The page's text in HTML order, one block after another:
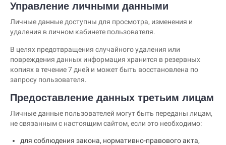
Управление личными данными
Личные данные доступны для просмотра, изменения и
удаления в личном кабинете пользователя.
В целях предотвращения случайного удаления или
повреждения данных информация хранится в резервных
копиях в течение 7 дней и может быть восстановлена по
запросу пользователя.
Предоставление данных третьим лицам
Личные данные пользователей могут быть переданы лицам,
не связанным с настоящим сайтом, если это необходимо:
для соблюдения закона, нормативно-правового акта,